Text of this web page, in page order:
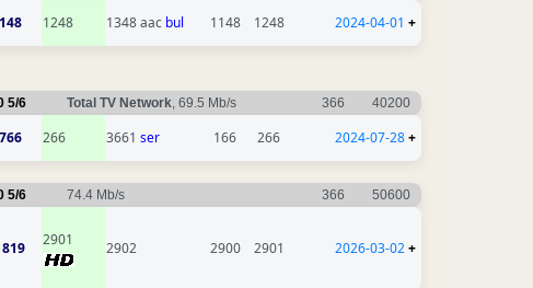
148 1248 1348 aac bul 1148 1248 2024-04-01 +
5/6 Total TV Network, 69.5 Mb/s 366 40200
766 266 3661 ser 166 266 2024-07-28+
5/6 74.4 Mb/s 366 50600
2901 2902 2900 2901 2026-03-02+